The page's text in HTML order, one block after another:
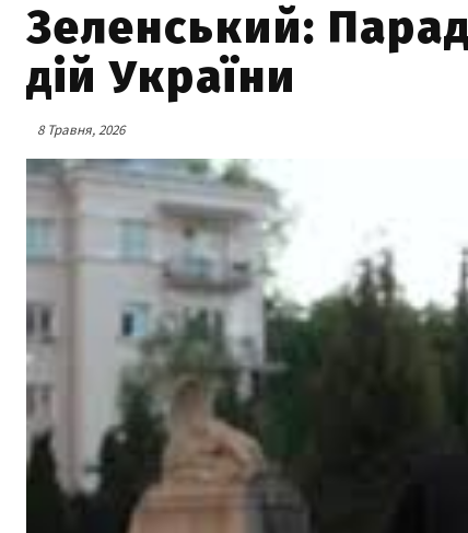
Зеленський:
дій України
8 Травня, 2026